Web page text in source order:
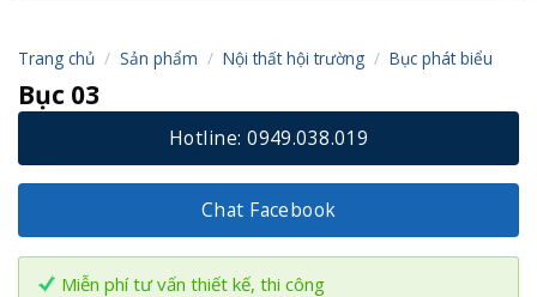
Trang chủ / Sản phẩm / Nội thất hội trường / Bục phát biểu
Bục 03
Hotline: 0949.038.019
Chat Facebook
Miễn phí tư vấn thiết kế, thi công